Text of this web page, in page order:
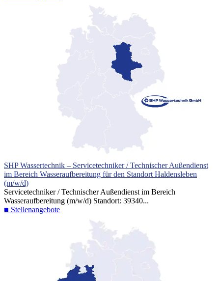
SHP Wassertechnik – Servicetechniker / Technischer Außendienst
im Bereich Wasseraufbereitung für den Standort Haldensleben
(m/w/d)
Servicetechniker / Technischer Außendienst im Bereich
Wasseraufbereitung (m/w/d) Standort: 39340...
■ Stellenangebote